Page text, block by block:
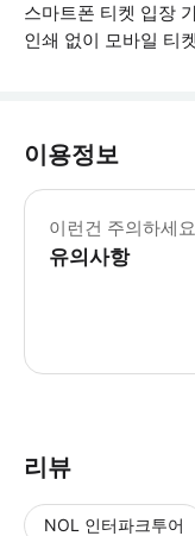
스마트폰 티켓 입장
인쇄 없이 모바일 티
이용정보
이런건 주의하세요
유의사항
리뷰
NOL 인터파크투어